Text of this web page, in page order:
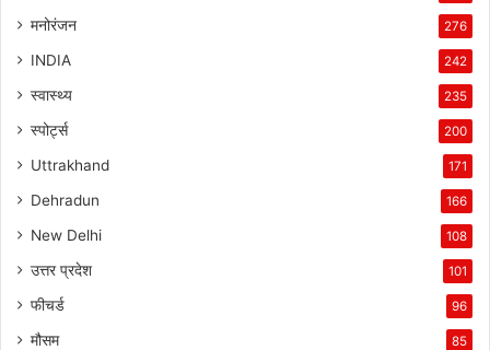
मनोरंजन 276
INDIA 242
स्वास्थ्य 235
स्पोर्ट्स 200
Uttrakhand 171
Dehradun 166
New Delhi 108
उत्तर प्रदेश 101
फीचर्ड 96
मौसम 85